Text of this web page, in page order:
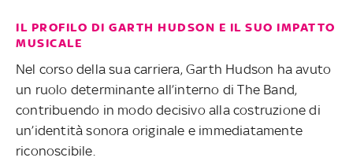
IL PROFILO DI GARTH HUDSON E IL SUO IMPATTO
MUSICALE
Nel corso della sua carriera, Garth Hudson ha avuto
un ruolo determinante all’interno di The Band,
contribuendo in modo decisivo alla costruzione di
un’identità sonora originale e immediatamente
riconoscibile.